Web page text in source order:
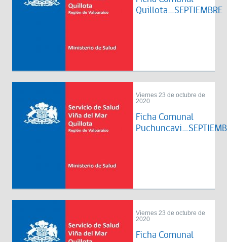
Quillota_SEPTIEMBRE
Viernes 23 de octubre de
2020
Ficha Comunal
Viernes 23 de octubre de
2020
Ficha Comunal